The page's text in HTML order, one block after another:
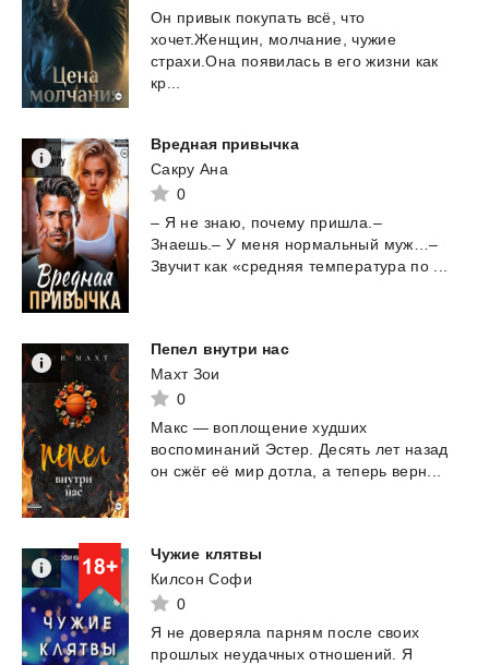
Он привык покупать всё, что
хочет.Женщин, молчание, чужие
страхи.Она появилась в его жизни как
кр...
Вредная привычка
Сакру Ана
0
– Я не знаю, почему пришла.–
Знаешь.– У меня нормальный муж…–
Звучит как «средняя температура по ...
Пепел внутри нас
Махт Зои
0
Макс — воплощение худших
воспоминаний Эстер. Десять лет назад
он сжёг её мир дотла, а теперь верн...
Чужие клятвы
Килсон Софи
0
Я не доверяла парням после своих
прошлых неудачных отношений. Я